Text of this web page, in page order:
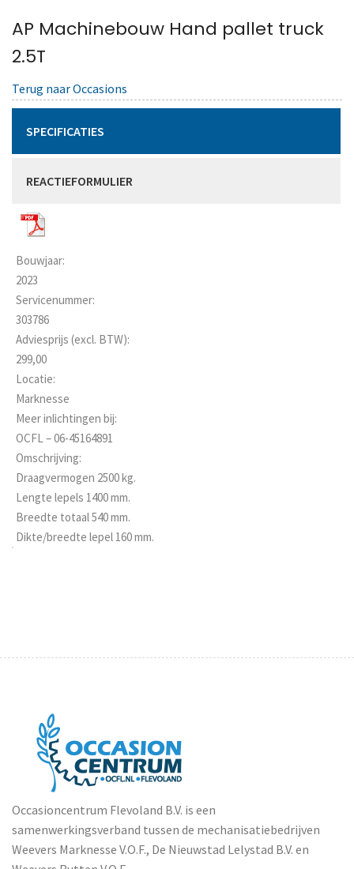
AP Machinebouw Hand pallet truck
2.5T
Terug naar Occasions
SPECIFICATIES
REACTIEFORMULIER
Bouwjaar:
2023
Servicenummer:
303786
Adviesprijs (excl. BTW):
299,00
Locatie:
Marknesse
Meer inlichtingen bij:
OCFL – 06-45164891
Omschrijving:
Draagvermogen 2500 kg.
Lengte lepels 1400 mm.
Breedte totaal 540 mm.
Dikte/breedte lepel 160 mm.
Occasioncentrum Flevoland B.V. is een
samenwerkingsverband tussen de mechanisatiebedrijven
Weevers Marknesse V.O.F., De Nieuwstad Lelystad B.V. en